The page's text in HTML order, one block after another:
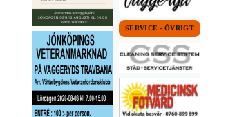
SERVICE - ÖVRIGT